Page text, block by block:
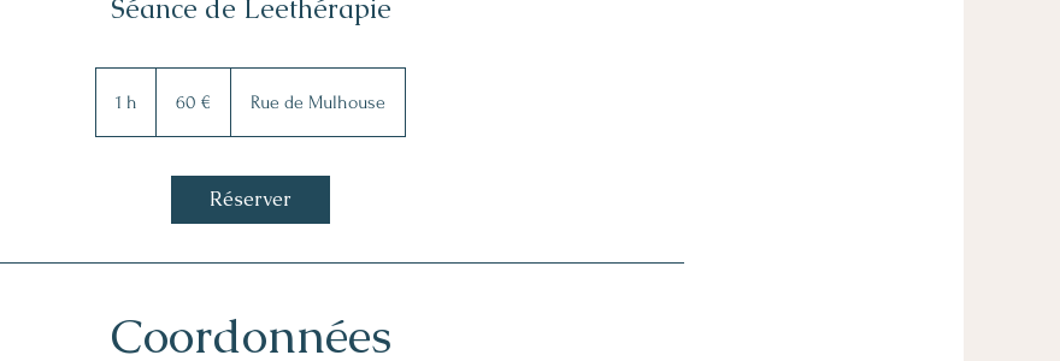
Séance de Leethérapie
1 h 60 € Rue de Mulhouse
Réserver
Coordonnées